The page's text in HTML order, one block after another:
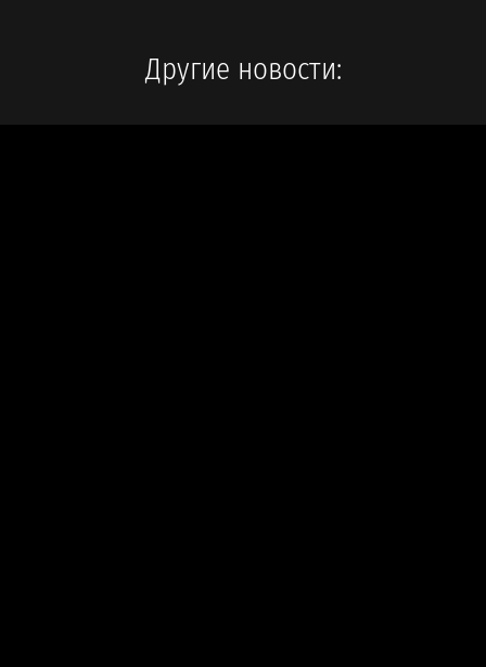
Другие новости: